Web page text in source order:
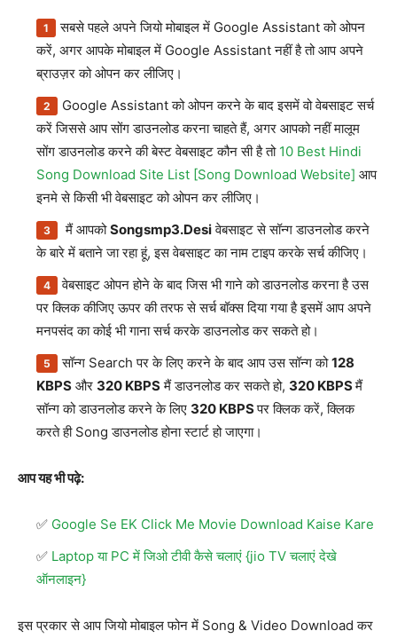
सबसे पहले अपने जियो मोबाइल में Google Assistant को ओपन
करें, अगर आपके मोबाइल में Google Assistant नहीं है तो आप अपने
ब्राउज़र को ओपन कर लीजिए।
Google Assistant को ओपन करने के बाद इसमें वो वेबसाइट सर्च
करें जिससे आप सोंग डाउनलोड करना चाहते हैं, अगर आपको नहीं मालूम
सोंग डाउनलोड करने की बेस्ट वेबसाइट कौन सी है तो 10 Best Hindi
Song Download Site List [Song Download Website] आप
इनमे से किसी भी वेबसाइट को ओपन कर लीजिए।
मैं आपकोSongsmp3.Desiवेबसाइट से सॉन्ग डाउनलोड करने
के बारे में बताने जा रहा हूं, इस वेबसाइट का नाम टाइप करके सर्च कीजिए।
वेबसाइट ओपन होने के बाद जिस भी गाने को डाउनलोड करना है उस
पर क्लिक कीजिए ऊपर की तरफ से सर्च बॉक्स दिया गया है इसमें आप अपने
मनपसंद का कोई भी गाना सर्च करके डाउनलोड कर सकते हो।
सॉन्ग Search पर के लिए करने के बाद आप उस सॉन्ग को128
KBPS और 320 KBPSमैं डाउनलोड कर सकते हो, 320 KBPSमैं
सॉन्ग को डाउनलोड करने के लिए 320 KBPSपर क्लिक करें, क्लिक
करते ही Song डाउनलोड होना स्टार्ट हो जाएगा।
आप यह भी पढ़े:
Google Se EK Click Me Movie Download Kaise Kare
Laptop या PC में जिओ टीवी कैसे चलाएं {jio TV चलाएं देखे
ऑनलाइन}
इस प्रकार से आप जियो मोबाइल फोन में Song & Video Download कर